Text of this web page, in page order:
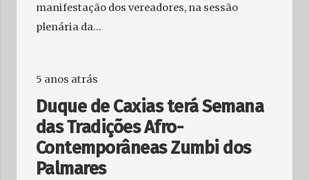
manifestação dos vereadores, na sessão
plenária da…
5 anos atrás
Duque de Caxias terá Semana
das Tradições Afro-
Contemporâneas Zumbi dos
Palmares